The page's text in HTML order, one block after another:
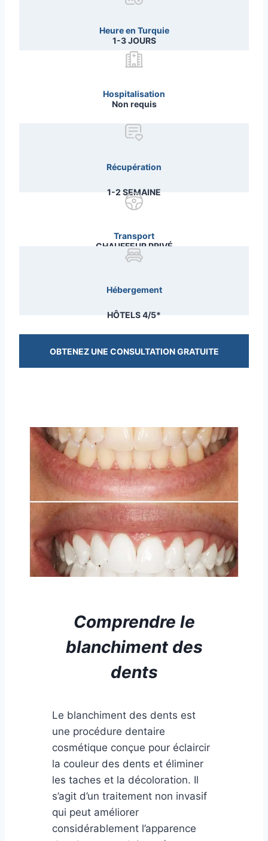
Heure en Turquie
1-3 JOURS
Hospitalisation
Non requis
Récupération
1-2 SEMAINE
Transport
CHAUFFEUR PRIVÉ
Hébergement
HÔTELS 4/5*
OBTENEZ UNE CONSULTATION GRATUITE
Comprendre le
blanchiment des
dents
Le blanchiment des dents est
une procédure dentaire
cosmétique conçue pour éclaircir
la couleur des dents et éliminer
les taches et la décoloration. Il
s’agit d’un traitement non invasif
qui peut améliorer
considérablement l’apparence